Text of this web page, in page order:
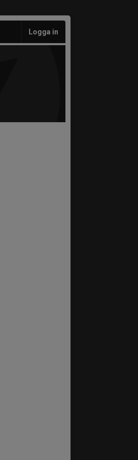
Logga in